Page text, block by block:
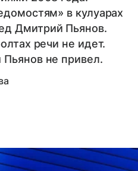
в кулуарах
Дмитрий Пьянов.
речи не идет.
не привел.